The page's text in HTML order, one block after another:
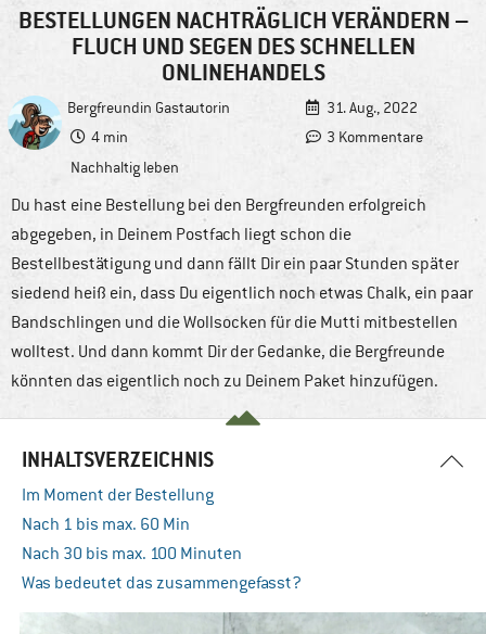
BESTELLUNGEN NACHTRÄGLICH VERÄNDERN –
FLUCH UND SEGEN DES SCHNELLEN
ONLINEHANDELS
Bergfreundin Gastautorin
31. Aug., 2022
4 min
3 Kommentare
Nachhaltig leben
Du hast eine Bestellung bei den Bergfreunden erfolgreich
abgegeben, in Deinem Postfach liegt schon die
Bestellbestätigung und dann fällt Dir ein paar Stunden später
siedend heiß ein, dass Du eigentlich noch etwas Chalk, ein paar
Bandschlingen und die Wollsocken für die Mutti mitbestellen
wolltest. Und dann kommt Dir der Gedanke, die Bergfreunde
könnten das eigentlich noch zu Deinem Paket hinzufügen.
INHALTSVERZEICHNIS
Im Moment der Bestellung
Nach 1 bis max. 60 Min
Nach 30 bis max. 100 Minuten
Was bedeutet das zusammengefasst?